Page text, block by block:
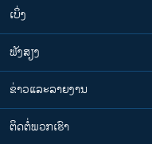
ເບິ່ງ
ຟັງສຽງ
ຂ່າວແລະລາຍງານ
ຕິດຕໍ່ພວກເຮົາ